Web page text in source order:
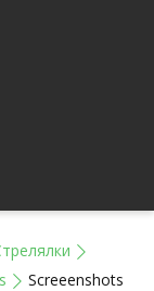
Screeenshots